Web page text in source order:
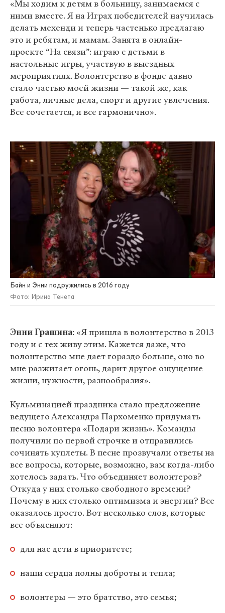
«Мы ходим к детям в больницу, занимаемся с
ними вместе. Я на Играх победителей научилась
делать мехенди и теперь частенько предлагаю
это и ребятам, и мамам. Занята в онлайн-
проекте “На связи”: играю с детьми в
настольные игры, участвую в выездных
мероприятиях. Волонтерство в фонде давно
стало частью моей жизни — такой же, как
работа, личные дела, спорт и другие увлечения.
Все сочетается, и все гармонично».
Байн и Энни подружились в 2016 году
Фото: Ирина Тенета
Энни Грашина: «Я пришла в волонтерство в 2013
году и с тех живу этим. Кажется даже, что
волонтерство мне дает гораздо больше, оно во
мне разжигает огонь, дарит другое ощущение
жизни, нужности, разнообразия».
Кульминацией праздника стало предложение
ведущего Александра Пархоменко придумать
песню волонтера «Подари жизнь». Команды
получили по первой строчке и отправились
сочинять куплеты. В песне прозвучали ответы на
все вопросы, которые, возможно, вам когда-либо
хотелось задать. Что объединяет волонтеров?
Откуда у них столько свободного времени?
Почему в них столько оптимизма и энергии? Все
оказалось просто. Вот несколько слов, которые
все объясняют:
для нас дети в приоритете;
наши сердца полны доброты и тепла;
волонтеры — это братство, это семья;